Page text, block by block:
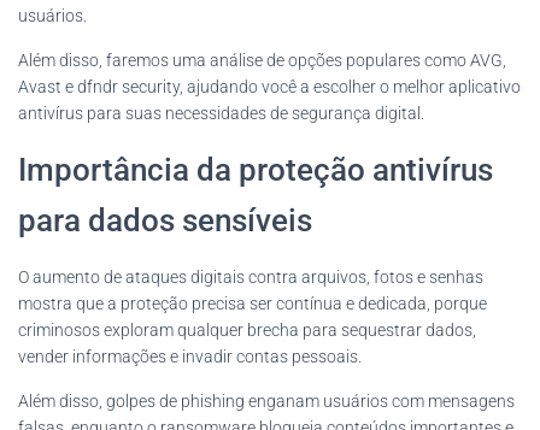
usuários.
Além disso, faremos uma análise de opções populares como AVG,
Avast e dfndr security, ajudando você a escolher o melhor aplicativo
antivírus para suas necessidades de segurança digital.
Importância da proteção antivírus
para dados sensíveis
O aumento de ataques digitais contra arquivos, fotos e senhas
mostra que a proteção precisa ser contínua e dedicada, porque
criminosos exploram qualquer brecha para sequestrar dados,
vender informações e invadir contas pessoais.
Além disso, golpes de phishing enganam usuários com mensagens